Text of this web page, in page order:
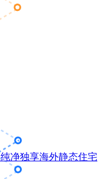
纯净独享海外静态住宅